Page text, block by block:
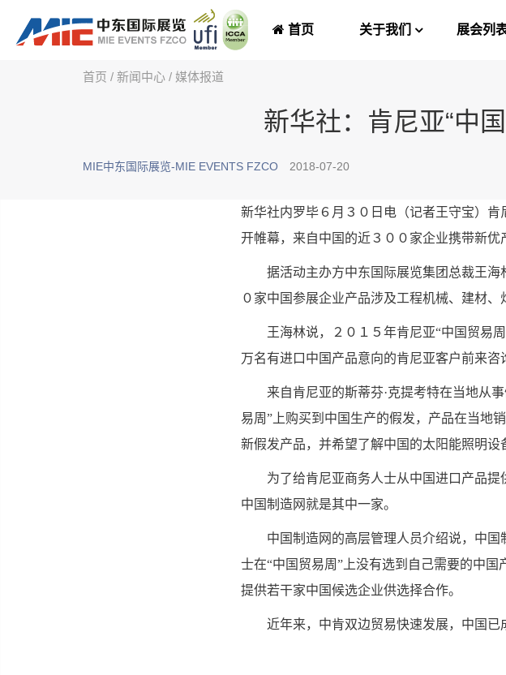
首页 关于我们 展会列
首页 / 新闻中心 / 媒体报道
新华社：肯尼亚“中
MIE中东国际展览-MIE EVENTS FZCO 2018-07-20
新华社内罗毕６月３０日电（记者王守宝）
开帷幕，来自中国的近３００家企业携带新优
据活动主办方中东国际展览集团总裁王海
０家中国参展企业产品涉及工程机械、建材
王海林说，２０１５年肯尼亚“中国贸易周
万名有进口中国产品意向的肯尼亚客户前来
来自肯尼亚的斯蒂芬·克提考特在当地从事
易周”上购买到中国生产的假发，产品在当地
新假发产品，并希望了解中国的太阳能照明设
为了给肯尼亚商务人士从中国进口产品提
中国制造网就是其中一家。
中国制造网的高层管理人员介绍说，中国
士在“中国贸易周”上没有选到自己需要的中
提供若干家中国候选企业供选择合作。
近年来，中肯双边贸易快速发展，中国已